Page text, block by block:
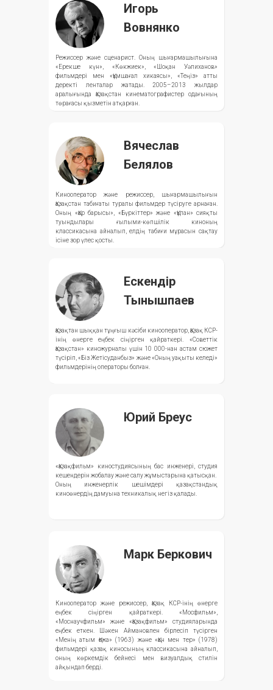
Игорь
Вовнянко
Режиссер және сценарист. Оның шығармашылығына
«Ерекше күн», «Көкжиек», «Шоқан Уәлиханов»
фильмдері мен «Құмшағал хикаясы», «Теңіз» атты
деректі ленталар жатады. 2005–2013 жылдар
аралығында Қазақстан кинематографистер одағының
төрағасы қызметін атқарған.
Вячеслав
Белялов
Кинооператор және режиссер, шығармашылығын
Қазақстан табиғаты туралы фильмдер түсіруге арнаған.
Оның «Қар барысы», «Бүркіттер» және «Құлан» сияқты
туындылары ғылыми-көпшілік киноның
классикасына айналып, елдің табиғи мұрасын сақтау
ісіне зор үлес қосты.
Ескендір
Тынышпаев
Қазақтан шыққан тұңғыш кәсіби кинооператор, Қазақ КСР-
інің өнерге еңбек сіңірген қайраткері. «Советтік
Қазақстан» киножурналы үшін 10 000-нан астам сюжет
түсіріп, «Біз Жетісуданбыз» және «Оның уақыты келеді»
фильмдерінің операторы болған.
Юрий Бреус
«Қазақфильм» киностудиясының бас инженері, студия
кешендерін жобалау және салу жұмыстарына қатысқан.
Оның инженерлік шешімдері қазақстандық
киноөнердің дамуына техникалық негіз қалады.
Марк Беркович
Кинооператор және режиссер, Қазақ КСР-інің өнерге
еңбек сіңірген қайраткері. «Мосфильм»,
«Моснаучфильм» және «Қазақфильм» студияларында
еңбек еткен. Шәкен Аймановпен бірлесіп түсірген
«Менің атым Қожа» (1963) және «Қан мен тер» (1978)
фильмдері қазақ киносының классикасына айналып,
оның көркемдік бейнесі мен визуалдық стилін
айқындап берді.